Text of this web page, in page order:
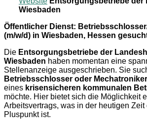
Wiesbaden
Öffentlicher Dienst:
(m/w/d) in Wiesbaden, Hessen
Die Entsorgungsbetriebe der
Wiesbaden haben momentan eine
Stellenanzeige ausgeschrieben. Sie
Betriebsschlosser oder
eines krisensicheren kommunalen
möchte. Hier bietet sich die Möglichkeit
Arbeitsvertrags, was in der heutigen Zeit
Pluspunkt ist.